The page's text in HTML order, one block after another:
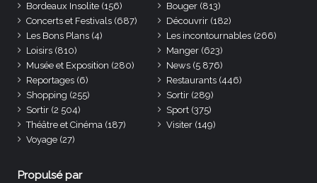
Bordeaux Insolite (156) Bouger (813)
Concerts et Festivals (687) Découvrir (182)
Les Bons Plans (4) Les incontournables (266)
Loisirs (810) Manger (623)
Musée et Exposition (280) News (5 876)
Reportages (6) Restaurants (446)
Shopping (255) Sortir (289)
Sortir (2 504) Sport (375)
Théâtre et Cinéma (187) Visiter (149)
Voyage (27)
Propulsé par